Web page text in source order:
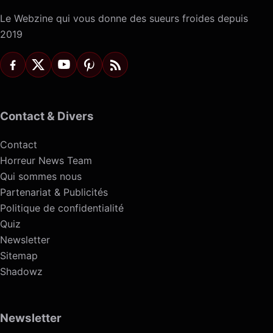
Le Webzine qui vous donne des sueurs froides depuis
2019
Contact & Divers
Contact
Horreur News Team
Qui sommes nous
Partenariat & Publicités
Politique de confidentialité
Quiz
Newsletter
Sitemap
Shadowz
Newsletter